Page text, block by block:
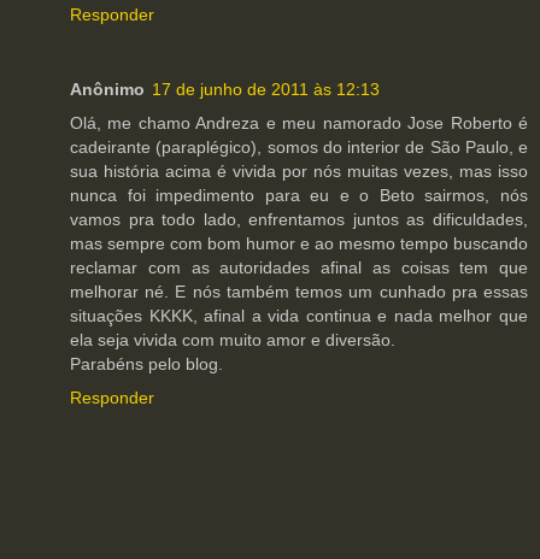
Responder
Anônimo 17 de junho de 2011 às 12:13
Olá, me chamo Andreza e meu namorado Jose Roberto é
cadeirante (paraplégico), somos do interior de São Paulo, e
sua história acima é vivida por nós muitas vezes, mas isso
nunca foi impedimento para eu e o Beto sairmos, nós
vamos pra todo lado, enfrentamos juntos as dificuldades,
mas sempre com bom humor e ao mesmo tempo buscando
reclamar com as autoridades afinal as coisas tem que
melhorar né. E nós também temos um cunhado pra essas
situações KKKK, afinal a vida continua e nada melhor que
ela seja vivida com muito amor e diversão.
Parabéns pelo blog.
Responder